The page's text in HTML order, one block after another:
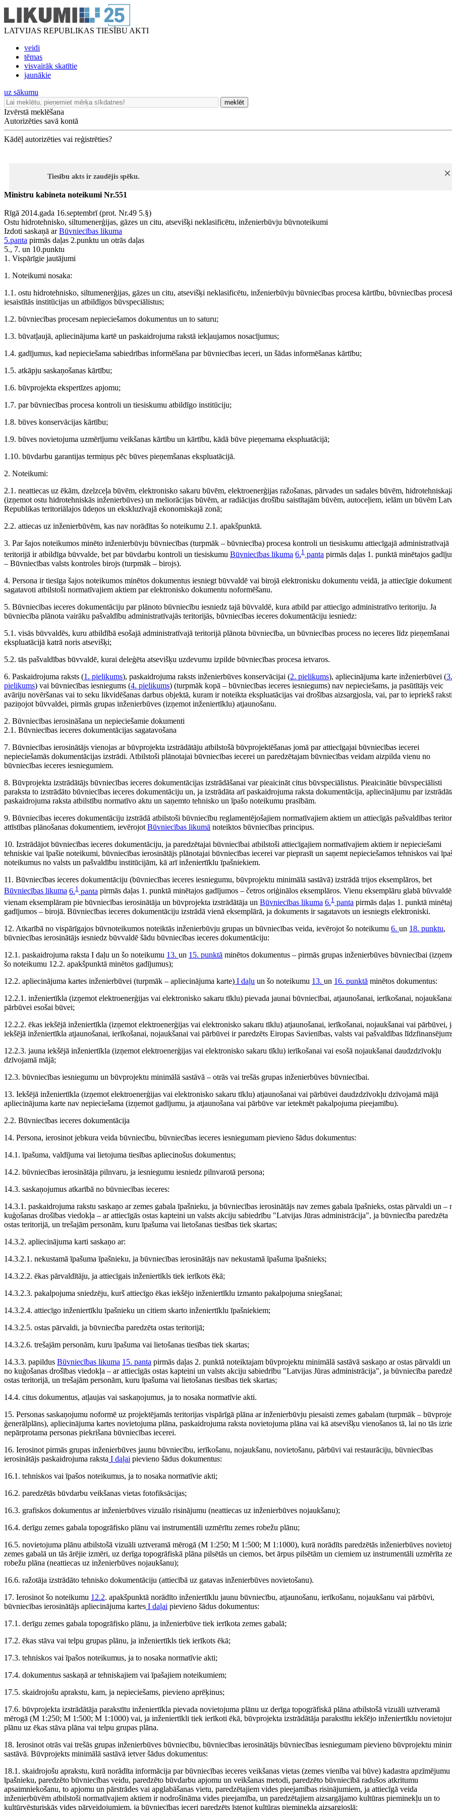
LATVIJAS REPUBLIKAS TIESĪBU AKTI
veidi
tēmas
visvairāk skatītie
jaunākie
uz sākumu
meklēt
Izvērstā meklēšana
Autorizēties savā kontā
Kādēļ autorizēties vai reģistrēties?
Tiesību akts ir zaudējis spēku.
Ministru kabineta noteikumi Nr.551
Rīgā 2014.gada 16.septembrī (prot. Nr.49 5.§)
Ostu hidrotehnisko, siltumenerģijas, gāzes un citu, atsevišķi neklasificētu, inženierbūvju būvnoteikumi
Izdoti saskaņā arBūvniecības likuma
5.panta pirmās daļas 2.punktu un otrās daļas
5., 7. un 10.punktu
1. Vispārīgie jautājumi
1. Noteikumi nosaka:
1.1. ostu hidrotehnisko, siltumenerģijas, gāzes un citu, atsevišķi neklasificētu, inženierbūvju būvniecības procesa kārtību, būvniecības procesā
iesaistītās institūcijas un atbildīgos būvspeciālistus;
1.2. būvniecības procesam nepieciešamos dokumentus un to saturu;
1.3. būvatļaujā, apliecinājuma kartē un paskaidrojuma rakstā iekļaujamos nosacījumus;
1.4. gadījumus, kad nepieciešama sabiedrības informēšana par būvniecības ieceri, un šādas informēšanas kārtību;
1.5. atkāpju saskaņošanas kārtību;
1.6. būvprojekta ekspertīzes apjomu;
1.7. par būvniecības procesa kontroli un tiesiskumu atbildīgo institūciju;
1.8. būves konservācijas kārtību;
1.9. būves novietojuma uzmērījumu veikšanas kārtību un kārtību, kādā būve pieņemama ekspluatācijā;
1.10. būvdarbu garantijas termiņus pēc būves pieņemšanas ekspluatācijā.
2. Noteikumi:
2.1. neattiecas uz ēkām, dzelzceļa būvēm, elektronisko sakaru būvēm, elektroenerģijas ražošanas, pārvades un sadales būvēm,
(izņemot ostu hidrotehniskās inženierbūves) un meliorācijas būvēm, ar radiācijas drošību saistītajām būvēm, autoceļiem, ielām un būvēm
Republikas teritoriālajos ūdeņos un ekskluzīvajā ekonomiskajā zonā;
2.2. attiecas uz inženierbūvēm, kas nav norādītas šo noteikumu 2.1. apakšpunktā.
3. Par šajos noteikumos minēto inženierbūvju būvniecības (turpmāk – būvniecība) procesa kontroli un tiesiskumu attiecīgajā administratīvajā
teritorijā ir atbildīga būvvalde, bet par būvdarbu kontroli un tiesiskumu Būvniecības likuma 6.1 panta pirmās daļas 1. punktā minētajos
– Būvniecības valsts kontroles birojs (turpmāk – birojs).
4. Persona ir tiesīga šajos noteikumos minētos dokumentus iesniegt būvvaldē vai birojā elektronisku dokumentu veidā, ja attiecīgie
sagatavoti atbilstoši normatīvajiem aktiem par elektronisko dokumentu noformēšanu.
5. Būvniecības ieceres dokumentāciju par plānoto būvniecību iesniedz tajā būvvaldē, kura atbild par attiecīgo administratīvo teritoriju. Ja
būvniecība plānota vairāku pašvaldību administratīvajās teritorijās, būvniecības ieceres dokumentāciju iesniedz:
5.1. visās būvvaldēs, kuru atbildībā esošajā administratīvajā teritorijā plānota būvniecība, un būvniecības process no ieceres līdz pieņemšanai
ekspluatācijā katrā noris atsevišķi;
5.2. tās pašvaldības būvvaldē, kurai deleģēta atsevišķu uzdevumu izpilde būvniecības procesa ietvaros.
6. Paskaidrojuma raksts (1. pielikums), paskaidrojuma raksts inženierbūves konservācijai (2. pielikums), apliecinājuma karte inženierbūvei (3.
pielikums) vai būvniecības iesniegums (4. pielikums) (turpmāk kopā – būvniecības ieceres iesniegums) nav nepieciešams, ja pasūtītājs veic
avāriju novēršanas vai to seku likvidēšanas darbus objektā, kuram ir noteikta ekspluatācijas vai drošības aizsargjosla, vai, par to iepriekš
paziņojot būvvaldei, pirmās grupas inženierbūves (izņemot inženiertīklu) atjaunošanu.
2. Būvniecības ierosināšana un nepieciešamie dokumenti
2.1. Būvniecības ieceres dokumentācijas sagatavošana
7. Būvniecības ierosinātājs vienojas ar būvprojekta izstrādātāju atbilstošā būvprojektēšanas jomā par attiecīgajai būvniecības iecerei
nepieciešamās dokumentācijas izstrādi. Atbilstoši plānotajai būvniecības iecerei un paredzētajam būvniecības veidam aizpilda vienu no
būvniecības ieceres iesniegumiem.
8. Būvprojekta izstrādātājs būvniecības ieceres dokumentācijas izstrādāšanai var pieaicināt citus būvspeciālistus. Pieaicinātie būvspeciālisti
paraksta to izstrādāto būvniecības ieceres dokumentāciju un, ja izstrādāta arī paskaidrojuma raksta dokumentācija, apliecinājumu par
paskaidrojuma raksta atbilstību normatīvo aktu un saņemto tehnisko un īpašo noteikumu prasībām.
9. Būvniecības ieceres dokumentāciju izstrādā atbilstoši būvniecību reglamentējošajiem normatīvajiem aktiem un attiecīgās pašvaldības
attīstības plānošanas dokumentiem, ievērojot Būvniecības likumā noteiktos būvniecības principus.
10. Izstrādājot būvniecības ieceres dokumentāciju, ja paredzētajai būvniecībai atbilstoši attiecīgajiem normatīvajiem aktiem ir nepieciešami
tehniskie vai īpašie noteikumi, būvniecības ierosinātājs plānotajai būvniecības iecerei var pieprasīt un saņemt nepieciešamos tehniskos vai
noteikumus no valsts un pašvaldību institūcijām, kā arī inženiertīklu īpašniekiem.
11. Būvniecības ieceres dokumentāciju (būvniecības ieceres iesniegumu, būvprojektu minimālā sastāvā) izstrādā trijos eksemplāros, bet
Būvniecības likuma 6.1 panta pirmās daļas 1. punktā minētajos gadījumos – četros oriģinālos eksemplāros. Vienu eksemplāru glabā
vienam eksemplāram pie būvniecības ierosinātāja un būvprojekta izstrādātāja un Būvniecības likuma 6.1 panta pirmās daļas 1. punktā
gadījumos – birojā. Būvniecības ieceres dokumentāciju izstrādā vienā eksemplārā, ja dokuments ir sagatavots un iesniegts elektroniski.
12. Atkarībā no vispārīgajos būvnoteikumos noteiktās inženierbūvju grupas un būvniecības veida, ievērojot šo noteikumu 6. un 18. punktu,
būvniecības ierosinātājs iesniedz būvvaldē šādu būvniecības ieceres dokumentāciju:
12.1. paskaidrojuma raksta I daļu un šo noteikumu 13. un 15. punktā minētos dokumentus – pirmās grupas inženierbūves būvniecībai
šo noteikumu 12.2. apakšpunktā minētos gadījumus);
12.2. apliecinājuma kartes inženierbūvei (turpmāk – apliecinājuma karte) I daļu un šo noteikumu 13. un 16. punktā minētos dokumentus:
12.2.1. inženiertīkla (izņemot elektroenerģijas vai elektronisko sakaru tīklu) pievada jaunai būvniecībai, atjaunošanai, ierīkošanai,
pārbūvei esošai būvei;
12.2.2. ēkas iekšējā inženiertīkla (izņemot elektroenerģijas vai elektronisko sakaru tīklu) atjaunošanai, ierīkošanai, nojaukšanai vai pārbūvei,
iekšējā inženiertīkla atjaunošanai, ierīkošanai, nojaukšanai vai pārbūvei ir paredzēts Eiropas Savienības, valsts vai pašvaldības
12.2.3. jauna iekšējā inženiertīkla (izņemot elektroenerģijas vai elektronisko sakaru tīklu) ierīkošanai vai esošā nojaukšanai daudzdzīvokļu
dzīvojamā mājā;
12.3. būvniecības iesniegumu un būvprojektu minimālā sastāvā – otrās vai trešās grupas inženierbūves būvniecībai.
13. Iekšējā inženiertīkla (izņemot elektroenerģijas vai elektronisko sakaru tīklu) atjaunošanai vai pārbūvei daudzdzīvokļu dzīvojamā mājā
apliecinājuma karte nav nepieciešama (izņemot gadījumu, ja atjaunošana vai pārbūve var ietekmēt pakalpojuma pieejamību).
2.2. Būvniecības ieceres dokumentācija
14. Persona, ierosinot jebkura veida būvniecību, būvniecības ieceres iesniegumam pievieno šādus dokumentus:
14.1. īpašuma, valdījuma vai lietojuma tiesības apliecinošus dokumentus;
14.2. būvniecības ierosinātāja pilnvaru, ja iesniegumu iesniedz pilnvarotā persona;
14.3. saskaņojumus atkarībā no būvniecības ieceres:
14.3.1. paskaidrojuma rakstu saskaņo ar zemes gabala īpašnieku, ja būvniecības ierosinātājs nav zemes gabala īpašnieks, ostas pārvaldi un –
kuģošanas drošības viedokļa – ar attiecīgās ostas kapteini un valsts akciju sabiedrību "Latvijas Jūras administrācija", ja būvniecība paredzēta
ostas teritorijā, un trešajām personām, kuru īpašuma vai lietošanas tiesības tiek skartas;
14.3.2. apliecinājuma karti saskaņo ar:
14.3.2.1. nekustamā īpašuma īpašnieku, ja būvniecības ierosinātājs nav nekustamā īpašuma īpašnieks;
14.3.2.2. ēkas pārvaldītāju, ja attiecīgais inženiertīkls tiek ierīkots ēkā;
14.3.2.3. pakalpojuma sniedzēju, kurš attiecīgo ēkas iekšējo inženiertīklu izmanto pakalpojuma sniegšanai;
14.3.2.4. attiecīgo inženiertīklu īpašnieku un citiem skarto inženiertīklu īpašniekiem;
14.3.2.5. ostas pārvaldi, ja būvniecība paredzēta ostas teritorijā;
14.3.2.6. trešajām personām, kuru īpašuma vai lietošanas tiesības tiek skartas;
14.3.3. papildus Būvniecības likuma 15. panta pirmās daļas 2. punktā noteiktajam būvprojektu minimālā sastāvā saskaņo ar ostas pārvaldi un
no kuģošanas drošības viedokļa – ar attiecīgās ostas kapteini un valsts akciju sabiedrību "Latvijas Jūras administrācija", ja būvniecība
ostas teritorijā, un trešajām personām, kuru īpašuma vai lietošanas tiesības tiek skartas;
14.4. citus dokumentus, atļaujas vai saskaņojumus, ja to nosaka normatīvie akti.
15. Personas saskaņojumu noformē uz projektējamās teritorijas vispārīgā plāna ar inženierbūvju piesaisti zemes gabalam (turpmāk –
ģenerālplāns), apliecinājuma kartes novietojuma plāna, paskaidrojuma raksta novietojuma plāna vai kā atsevišķu vienošanos tā, lai no tās
nepārprotama personas piekrišana būvniecības iecerei.
16. Ierosinot pirmās grupas inženierbūves jaunu būvniecību, ierīkošanu, nojaukšanu, novietošanu, pārbūvi vai restaurāciju, būvniecības
ierosinātājs paskaidrojuma raksta I daļai pievieno šādus dokumentus:
16.1. tehniskos vai īpašos noteikumus, ja to nosaka normatīvie akti;
16.2. paredzētās būvdarbu veikšanas vietas fotofiksācijas;
16.3. grafiskos dokumentus ar inženierbūves vizuālo risinājumu (neattiecas uz inženierbūves nojaukšanu);
16.4. derīgu zemes gabala topogrāfisko plānu vai instrumentāli uzmērītu zemes robežu plānu;
16.5. novietojuma plānu atbilstošā vizuāli uztveramā mērogā (M 1:250; M 1:500; M 1:1000), kurā norādīts paredzētās inženierbūves
zemes gabalā un tās ārējie izmēri, uz derīga topogrāfiskā plāna pilsētās un ciemos, bet ārpus pilsētām un ciemiem uz instrumentāli uzmērīta
robežu plāna (neattiecas uz inženierbūves nojaukšanu);
16.6. ražotāja izstrādāto tehnisko dokumentāciju (attiecībā uz gatavas inženierbūves novietošanu).
17. Ierosinot šo noteikumu 12.2. apakšpunktā norādīto inženiertīklu jaunu būvniecību, atjaunošanu, ierīkošanu, nojaukšanu vai pārbūvi,
būvniecības ierosinātājs apliecinājuma kartes I daļai pievieno šādus dokumentus:
17.1. derīgu zemes gabala topogrāfisko plānu, ja inženierbūve tiek ierīkota zemes gabalā;
17.2. ēkas stāva vai telpu grupas plānu, ja inženiertīkls tiek ierīkots ēkā;
17.3. tehniskos vai īpašos noteikumus, ja to nosaka normatīvie akti;
17.4. dokumentus saskaņā ar tehniskajiem vai īpašajiem noteikumiem;
17.5. skaidrojošu aprakstu, kam, ja nepieciešams, pievieno aprēķinus;
17.6. būvprojekta izstrādātāja parakstītu inženiertīkla pievada novietojuma plānu uz derīga topogrāfiskā plāna atbilstošā vizuāli uztveramā
mērogā (M 1:250; M 1:500; M 1:1000) vai, ja inženiertīkli tiek ierīkoti ēkā, būvprojekta izstrādātāja parakstītu iekšējo inženiertīklu
plānu uz ēkas stāva plāna vai telpu grupas plāna.
18. Ierosinot otrās vai trešās grupas inženierbūves būvniecību, būvniecības ierosinātājs būvniecības iesniegumam pievieno būvprojektu
sastāvā. Būvprojekts minimālā sastāvā ietver šādus dokumentus:
18.1. skaidrojošu aprakstu, kurā norādīta informācija par būvniecības ieceres veikšanas vietas (zemes vienība vai būve) kadastra apzīmējumu
īpašnieku, paredzēto būvniecības veidu, paredzēto būvdarbu apjomu un veikšanas metodi, paredzēto būvniecībā radušos atkritumu
apsaimniekošanu, to apjomu un pārstrādes vai apglabāšanas vietu, paredzētajiem vides pieejamības risinājumiem, ja attiecīgā veida
inženierbūvēm atbilstoši normatīvajiem aktiem ir nodrošināma vides pieejamība, un paredzētajiem aizsargājamo kultūras pieminekļu un to
kultūrvēsturiskās vides pārveidojumiem, ja būvniecības ieceri paredzēts īstenot kultūras pieminekļa aizsargjoslā;